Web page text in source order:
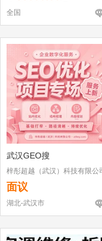
全国
武汉GEO搜
梓彤超越（武汉）科技有限公
面议
湖北-武汉市